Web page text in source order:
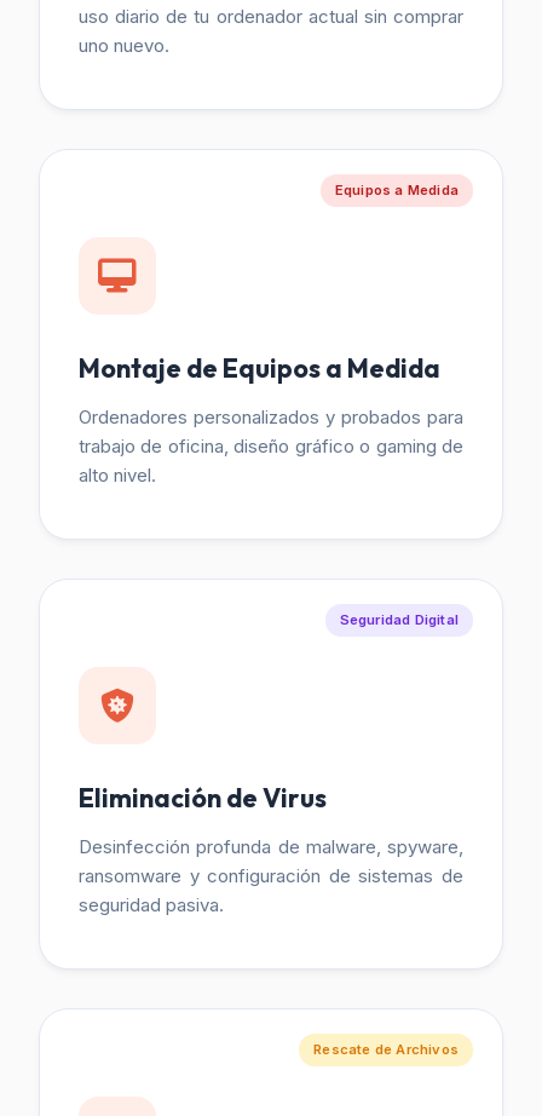
uso diario de tu ordenador actual sin comprar
uno nuevo.
Equipos a Medida
Montaje de Equipos a Medida
Ordenadores personalizados y probados para
trabajo de oficina, diseño gráfico o gaming de
alto nivel.
Seguridad Digital
Eliminación de Virus
Desinfección profunda de malware, spyware,
ransomware y configuración de sistemas de
seguridad pasiva.
Rescate de Archivos